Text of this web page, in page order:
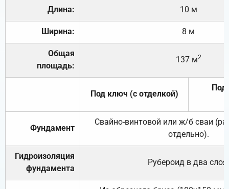
Длина: 10 м
Ширина: 8 м
Общая
площадь:
137 м2
Под ключ (с отделкой)
Под
Фундамент
Свайно-винтовой или ж/б сваи
отдельно).
Гидроизоляция
фундамента
Рубероид в два слоя.